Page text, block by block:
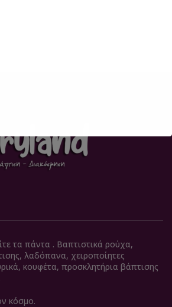
τα πάντα . Βαπτιστικά ρούχα,
λαδόπανα, χειροποίητες
κουφέτα, προσκλητήρια βάπτισης
κόσμο.